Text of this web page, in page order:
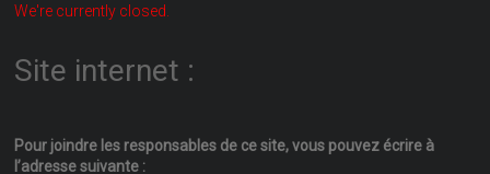
We're currently closed.
Site internet :
Pour joindre les responsables de ce site, vous pouvez écrire à
l’adresse suivante :